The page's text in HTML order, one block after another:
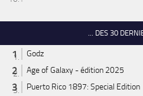
... DES 30
Godz
Age of Galaxy - édition 2025
Puerto Rico 1897: Special Edition